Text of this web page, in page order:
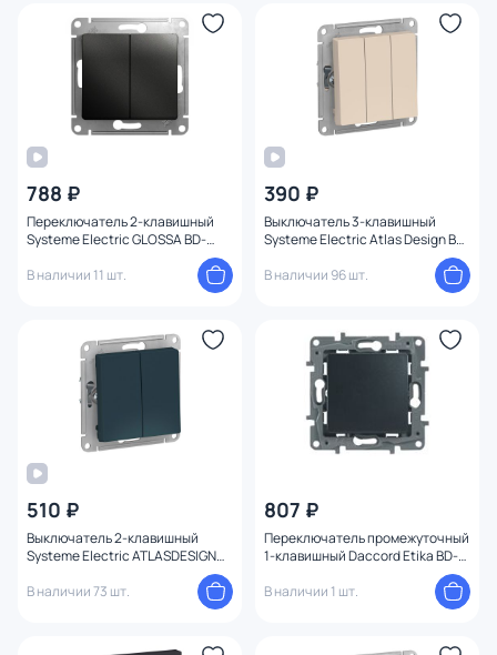
788 ₽
Переключатель 2-клавишный
Systeme Electric GLOSSA BD-
В наличии 11 шт.
390 ₽
Выключатель 3-клавишный
Systeme Electric Atlas Design BD-
В наличии 96 шт.
510 ₽
Выключатель 2-клавишный
Systeme Electric ATLASDESIGN
В наличии 73 шт.
807 ₽
Переключатель промежуточный
1-клавишный Daccord Etika BD-
В наличии 1 шт.
Бренд
Цвет
Тип монтажа
Страна
Материал
Высота (мм)
Ширина (мм)